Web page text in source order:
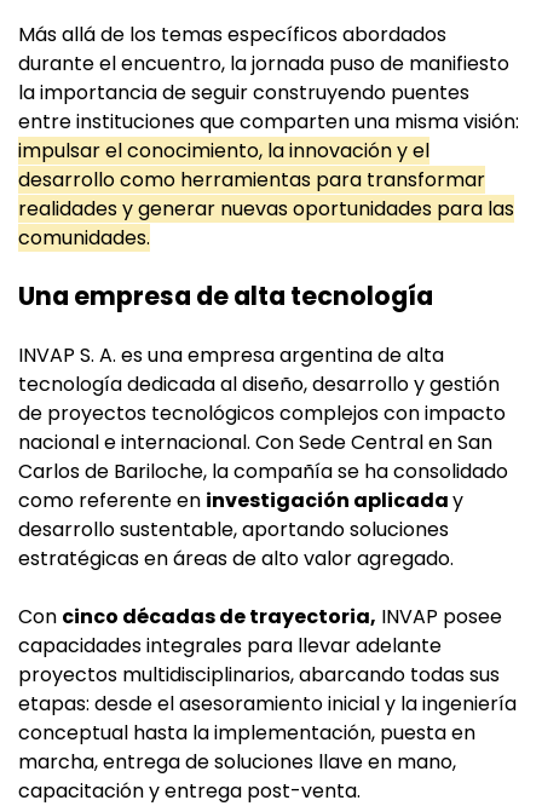
Más allá de los temas específicos abordados
durante el encuentro, la jornada puso de manifiesto
la importancia de seguir construyendo puentes
entre instituciones que comparten una misma visión:
impulsar el conocimiento, la innovación y el
desarrollo como herramientas para transformar
realidades y generar nuevas oportunidades para las
comunidades.
Una empresa de alta tecnología
INVAP S. A. es una empresa argentina de alta
tecnología dedicada al diseño, desarrollo y gestión
de proyectos tecnológicos complejos con impacto
nacional e internacional. Con Sede Central en San
Carlos de Bariloche, la compañía se ha consolidado
como referente en investigación aplicaday
desarrollo sustentable, aportando soluciones
estratégicas en áreas de alto valor agregado.
Con cinco décadas de trayectoria, INVAP posee
capacidades integrales para llevar adelante
proyectos multidisciplinarios, abarcando todas sus
etapas: desde el asesoramiento inicial y la ingeniería
conceptual hasta la implementación, puesta en
marcha, entrega de soluciones llave en mano,
capacitación y entrega post-venta.